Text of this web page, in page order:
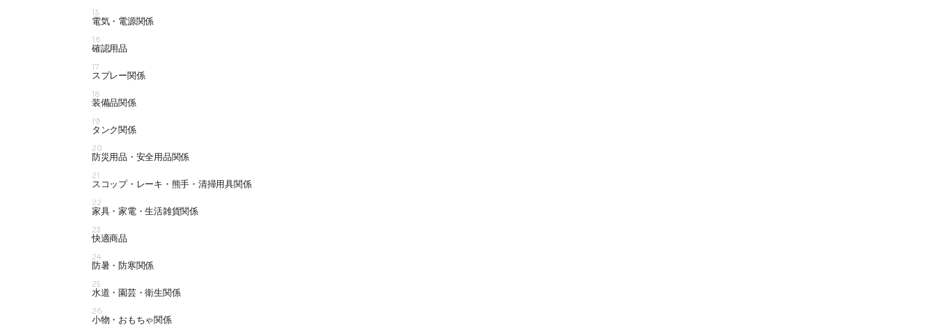
15
電気・電源関係
16
確認用品
17
スプレー関係
18
装備品関係
19
タンク関係
20
防災用品・安全用品関係
21
スコップ・レーキ・熊手・清掃用具関係
22
家具・家電・生活雑貨関係
23
快適商品
24
防暑・防寒関係
25
水道・園芸・衛生関係
26
小物・おもちゃ関係